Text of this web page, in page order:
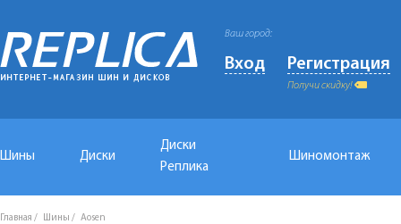
Ваш город:
Вход Регистрация
Получи скидку!
Шины Диски
Диски
Реплика
Шиномонтаж
Главная Шины Aosen